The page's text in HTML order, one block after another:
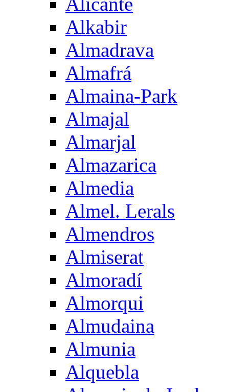
Alkabir
Almadrava
Almafrá
Almaina-Park
Almajal
Almarjal
Almazarica
Almedia
Almel. Lerals
Almendros
Almiserat
Almoradí
Almorqui
Almudaina
Almunia
Alquebla